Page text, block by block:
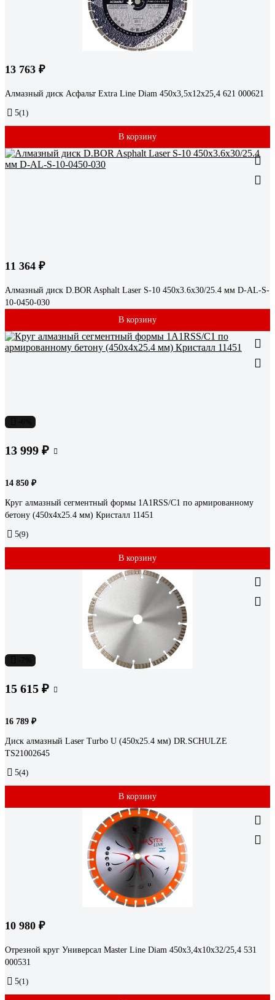
13 763 ₽
Алмазный диск Асфальт Extra Line Diam 450x3,5x12x25,4 621 000621
5(1)
В корзину
11 364 ₽
Алмазный диск D.BOR Asphalt Laser S-10 450x3.6x30/25.4 мм D-AL-S-
10-0450-030
В корзину
13 999 ₽
14 850 ₽
Круг алмазный сегментный формы 1A1RSS/C1 по армированному
бетону (450х4х25.4 мм) Кристалл 11451
5(9)
В корзину
15 615 ₽
16 789 ₽
Диск алмазный Laser Turbo U (450х25.4 мм) DR.SCHULZE
TS21002645
5(4)
В корзину
10 980 ₽
Отрезной круг Универсал Master Line Diam 450x3,4x10x32/25,4 531
000531
5(1)